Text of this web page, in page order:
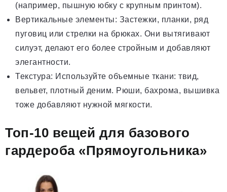
(например, пышную юбку с крупным принтом).
Вертикальные элементы: Застежки, планки, ряд
пуговиц или стрелки на брюках. Они вытягивают
силуэт, делают его более стройным и добавляют
элегантности.
Текстура: Используйте объемные ткани: твид,
вельвет, плотный деним. Рюши, бахрома, вышивка
тоже добавляют нужной мягкости.
Топ-10 вещей для базового
гардероба «Прямоугольника»